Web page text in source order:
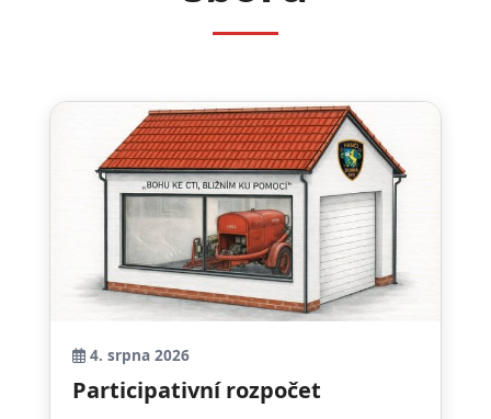
4. srpna 2026
Participativní rozpočet